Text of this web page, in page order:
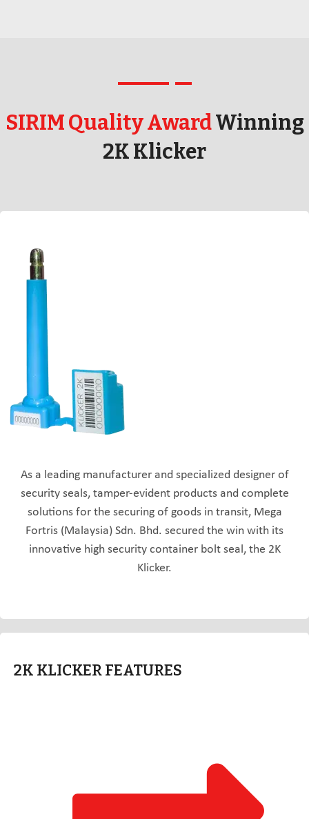
SIRIM Quality AwardWinning
2K Klicker
As a leading manufacturer and specialized designer of
security seals, tamper-evident products and complete
solutions for the securing of goods in transit, Mega
Fortris (Malaysia) Sdn. Bhd. secured the win with its
innovative high security container bolt seal, the 2K
Klicker.
2K KLICKER FEATURES